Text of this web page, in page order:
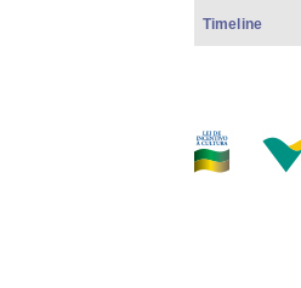
Timeline